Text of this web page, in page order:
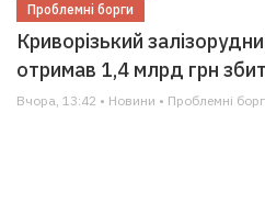
Проблемні борги
Криворізький
отримав 1,4 млрд грн
Вчора, 13:42 • Новини • Проблемні